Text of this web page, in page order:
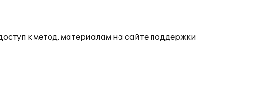
к метод. материалам на сайте поддержки